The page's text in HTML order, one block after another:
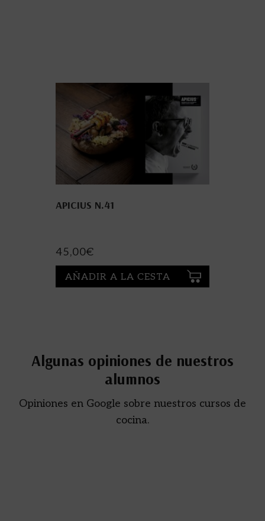
APICIUS N.41
45,00€
AÑADIR A LA CESTA
Algunas opiniones de nuestros
alumnos
Opiniones en Google sobre nuestros cursos de
cocina.